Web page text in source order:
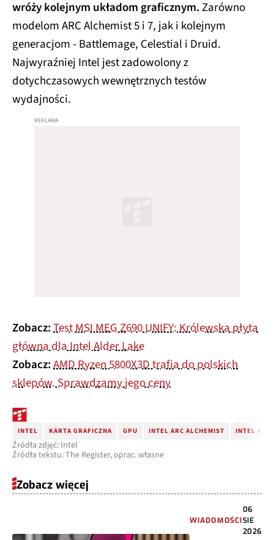
wróży kolejnym układom graficznym.Zarówno
modelom ARC Alchemist 5 i 7, jak i kolejnym
generacjom - Battlemage, Celestial i Druid.
Najwyraźniej Intel jest zadowolony z
dotychczasowych wewnętrznych testów
wydajności.
Zobacz:Test MSI MEG Z690 UNIFY: Królewska płyta
główna dla Intel Alder Lake
Zobacz:AMD Ryzen 5800X3D trafia do polskich
sklepów. Sprawdzamy jego ceny
INTEL KARTA GRAFICZNA GPU INTEL ARC ALCHEMIST INTEL ARC
Źródła zdjęć: Intel
Źródła tekstu: The Register, oprac. własne
Zobacz więcej
WIADOMOŚCI
06
SIE
2026